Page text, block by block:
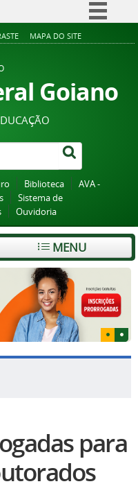
Simplifique!
Acesso à informação
Legislação
Canais
MAPA DO SITE
Goiano
Biblioteca
AVA -
Sistema de
Ouvidoria
MENU
para